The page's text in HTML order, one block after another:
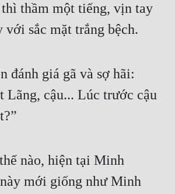
thầm một tiếng, vịn tay
với sắc mặt trắng bệch.
đánh giá gã và sợ hãi:
Lãng, cậu... Lúc trước cậu
nào, hiện tại Minh
mới giống như Minh